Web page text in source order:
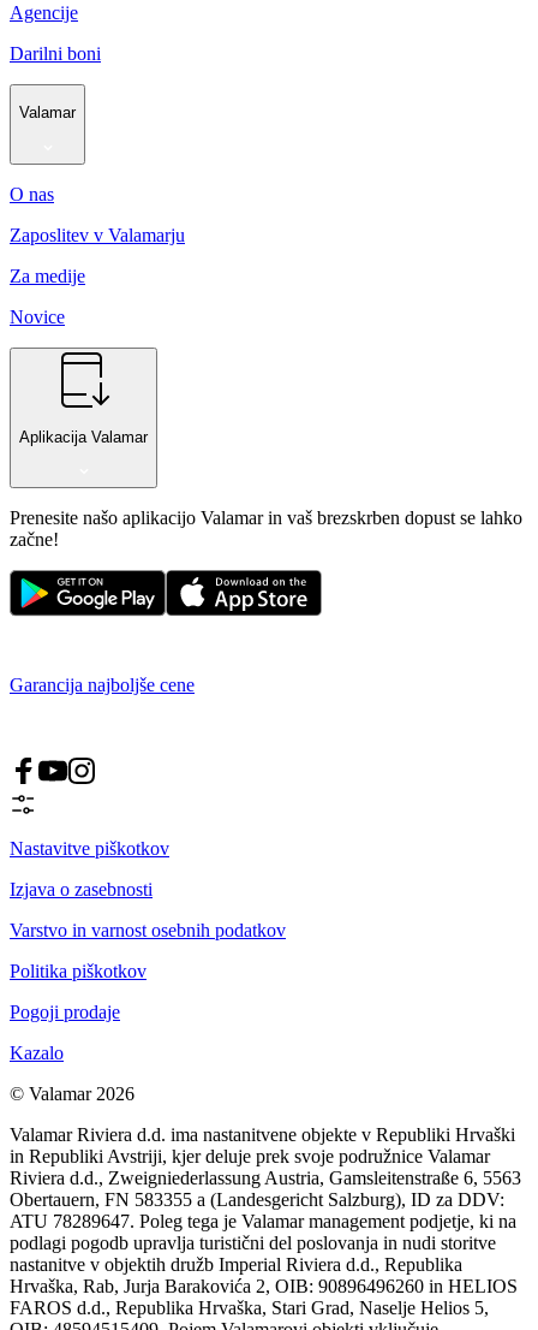
Agencije
Darilni boni
Valamar
O nas
Zaposlitev v Valamarju
Za medije
Novice
Aplikacija Valamar
Prenesite našo aplikacijo Valamar in vaš brezskrben dopust se lahko
začne!
Garancija najboljše cene
Nastavitve piškotkov
Izjava o zasebnosti
Varstvo in varnost osebnih podatkov
Politika piškotkov
Pogoji prodaje
Kazalo
© Valamar 2026
Valamar Riviera d.d. ima nastanitvene objekte v Republiki Hrvaški
in Republiki Avstriji, kjer deluje prek svoje podružnice Valamar
Riviera d.d., Zweigniederlassung Austria, Gamsleitenstraße 6, 5563
Obertauern, FN 583355 a (Landesgericht Salzburg), ID za DDV:
ATU 78289647. Poleg tega je Valamar management podjetje, ki na
podlagi pogodb upravlja turistični del poslovanja in nudi storitve
nastanitve v objektih družb Imperial Riviera d.d., Republika
Hrvaška, Rab, Jurja Barakovića 2, OIB: 90896496260 in HELIOS
FAROS d.d., Republika Hrvaška, Stari Grad, Naselje Helios 5,